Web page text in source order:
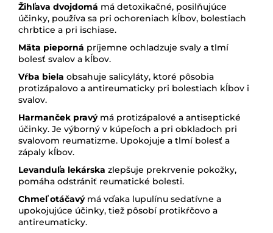
Žihľava dvojdomá má detoxikačné, posilňujúce
účinky, používa sa pri ochoreniach kĺbov, bolestiach
chrbtice a pri ischiase.
Mäta pieporná príjemne ochladzuje svaly a tlmí
bolesť svalov a kĺbov.
Vŕba biela obsahuje salicyláty, ktoré pôsobia
protizápalovo a antireumaticky pri bolestiach kĺbov i
svalov.
Harmanček pravý má protizápalové a antiseptické
účinky. Je výborný v kúpeľoch a pri obkladoch pri
svalovom reumatizme. Upokojuje a tlmí bolesť a
zápaly kĺbov.
Levanduľa lekárska zlepšuje prekrvenie pokožky,
pomáha odstrániť reumatické bolesti.
Chmeľ otáčavý má vďaka lupulínu sedatívne a
upokojujúce účinky, tiež pôsobí protikŕčovo a
antireumaticky.